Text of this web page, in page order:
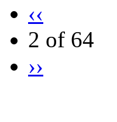
‹‹
2 of 64
››